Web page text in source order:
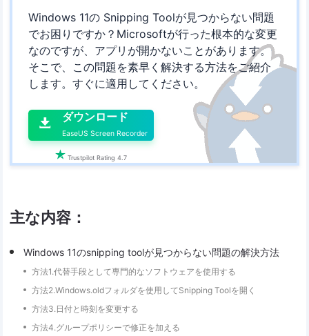
Windows 11の Snipping Toolが見つからない問題
でお困りですか？Microsoftが行った根本的な変更
なのですが、アプリが開かないことがあります。
そこで、この問題を素早く解決する方法をご紹介
します。すぐに適用してください。

 ダウンロード
EaseUS Screen Recorder
 Trustpilot Rating 4.7
主な内容：
Windows 11のsnipping toolが見つからない問題の解決方法
方法1.代替手段として専門的なソフトウェアを使用する
方法2.Windows.oldフォルダを使用してSnipping Toolを開く
方法3.日付と時刻を変更する
方法4.グループポリシーで修正を加える